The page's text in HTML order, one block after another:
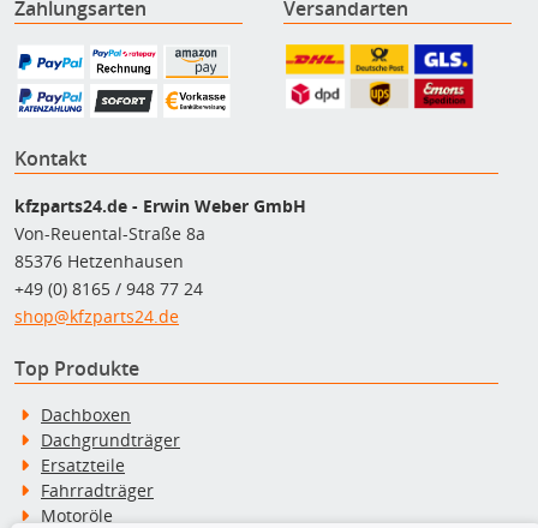
Zahlungsarten Versandarten
Kontakt
kfzparts24.de - Erwin Weber GmbH
Von-Reuental-Straße 8a
85376 Hetzenhausen
+49 (0) 8165 / 948 77 24
shop@kfzparts24.de
Top Produkte
Dachboxen
Dachgrundträger
Ersatzteile
Fahrradträger
Motoröle